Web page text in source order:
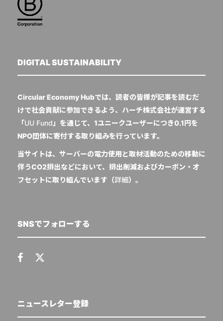
DIGITAL SUSTAINABILITY
Circular Economy Hubでは、読者の皆様が記事を読むだ
けで社会貢献に参加できるよう、ハーチ株式会社が運営する
「UU Fund 」を通じて、1ユニークユーザーにつき0.1円を
NPO団体に寄付する取り組みを行っています。
当サイトは、サーバーの電力使用と取材活動のための移動に
伴うCO2排出などにおいて、排出削減およびカーボン・オ
フセットに取り組んでいます（詳細）。
SNSでフォローする
ニュースレター登録